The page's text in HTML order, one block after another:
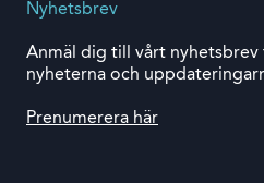
Nyhetsbrev
Anmäl dig till vårt nyhetsbrev
nyheterna och
Prenumerera här